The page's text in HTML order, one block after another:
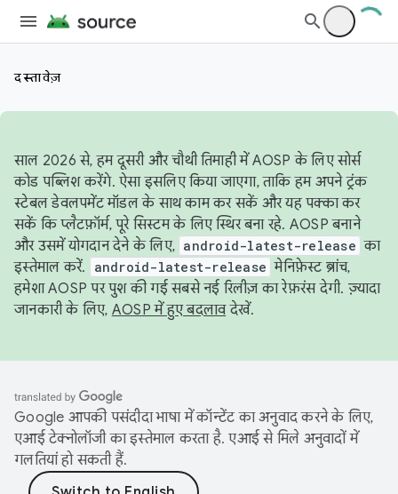
दस्तावेज़
साल 2026 से, हम दूसरी और चौथी तिमाही में AOSP के लिए सोर्स
कोड पब्लिश करेंगे. ऐसा इसलिए किया जाएगा, ताकि हम अपने ट्रंक
स्टेबल डेवलपमेंट मॉडल के साथ काम कर सकें और यह पक्का कर
सकें कि प्लैटफ़ॉर्म, पूरे सिस्टम के लिए स्थिर बना रहे. AOSP बनाने
और उसमें योगदान देने के लिए, android-latest-release का
इस्तेमाल करें.
android-latest-release मेनिफ़ेस्ट ब्रांच,
हमेशा AOSP पर पुश की गई सबसे नई रिलीज़ का रेफ़रंस देगी. ज़्यादा
जानकारी के लिए, AOSP में हुए बदलावदेखें.
Google आपकी पसंदीदा भाषा में कॉन्टेंट का अनुवाद करने के लिए,
एआई टेक्नोलॉजी का इस्तेमाल करता है. एआई से मिले अनुवादों में
गलतियां हो सकती हैं.